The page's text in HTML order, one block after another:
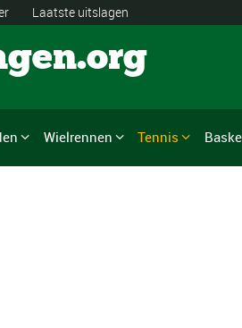
Laatste uitslagen
Wielrennen Tennis